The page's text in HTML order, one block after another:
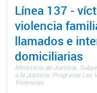
Línea 137 -
violencia
llamados e
domiciliarias
Ministerio de Justicia.
a la Justicia. Programa Las
Violencias